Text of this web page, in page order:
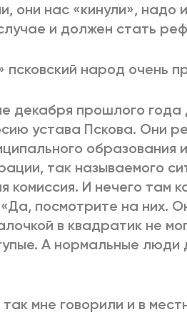
они нас «кинули», надо
и должен стать
псковский народ очень
декабря прошлого года
устава Пскова. Они
образования
так называемого
комиссия. И нечего там
посмотрите на них.
в квадратик не
А нормальные
мне говорили и в